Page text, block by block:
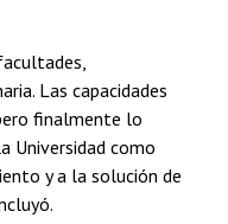
Las capacidades
finalmente lo
Universidad como
y a la solución de